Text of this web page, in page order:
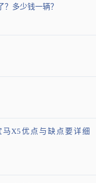
多少钱一辆？
X5优点与缺点要详细